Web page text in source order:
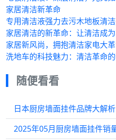
家居清洁新革命
专用清洁液强力去污木地板清
家居清洁的新革命：让清洁成
家居新风尚，拥抱清洁家电大
洗地车的科技魅力：清洁革命
随便看看
日本厨房墙面挂件品牌大解析
2025年05月厨房墙面挂件销